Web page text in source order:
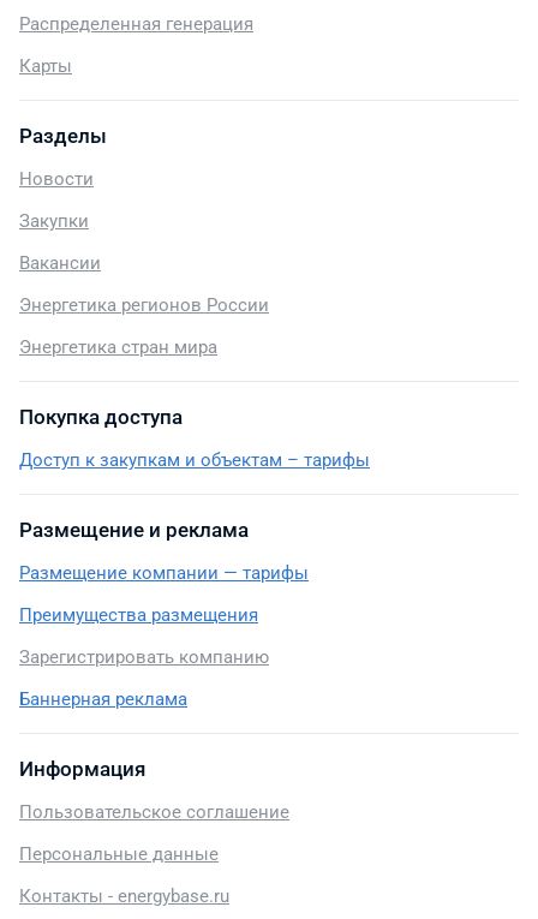
Распределенная генерация
Карты
Разделы
Новости
Закупки
Вакансии
Энергетика регионов России
Энергетика стран мира
Покупка доступа
Доступ к закупкам и объектам – тарифы
Размещение и реклама
Размещение компании — тарифы
Преимущества размещения
Зарегистрировать компанию
Баннерная реклама
Информация
Пользовательское соглашение
Персональные данные
Контакты - energybase.ru